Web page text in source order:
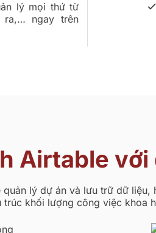
lý mọi thứ từ
ra,… ngay trên
Airtable
lý dự án và lưu trữ dữ
trúc khối lượng công việc khoa